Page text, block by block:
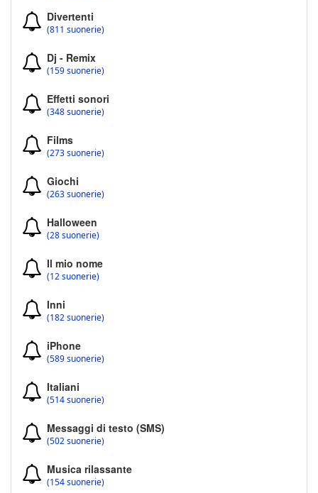
Divertenti
(811 suonerie)
Dj - Remix
(159 suonerie)
Effetti sonori
(348 suonerie)
Films
(273 suonerie)
Giochi
(263 suonerie)
Halloween
(28 suonerie)
Il mio nome
(12 suonerie)
Inni
(182 suonerie)
iPhone
(589 suonerie)
Italiani
(514 suonerie)
Messaggi di testo (SMS)
(502 suonerie)
Musica rilassante
(154 suonerie)